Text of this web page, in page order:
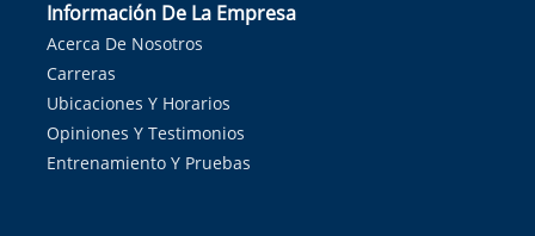
Información De La Empresa
Acerca De Nosotros
Carreras
Ubicaciones Y Horarios
Opiniones Y Testimonios
Entrenamiento Y Pruebas